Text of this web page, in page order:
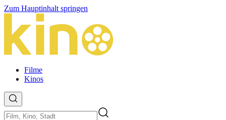
Zum Hauptinhalt springen
Filme
Kinos